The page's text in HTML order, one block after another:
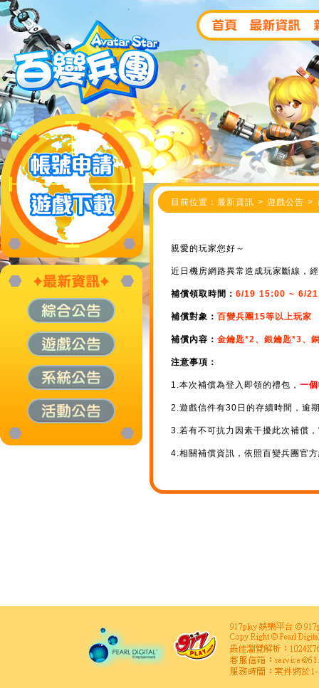
目前位置：最新資訊 > 遊戲公告
親愛的玩家您好～
近日機房網路異常造成玩家斷線，
補償領取時間： 6/19 15:00 ~ 6/
補償對象： 百變兵團15等以上玩家
補償內容： 金鑰匙*2、銀鑰匙*3、
注意事項：
1.本次補償為登入即領的禮包， 一
2.遊戲信件有30日的存續時間，逾
3.若有不可抗力因素干擾此次補償
4.相關補償資訊，依照百變兵團官